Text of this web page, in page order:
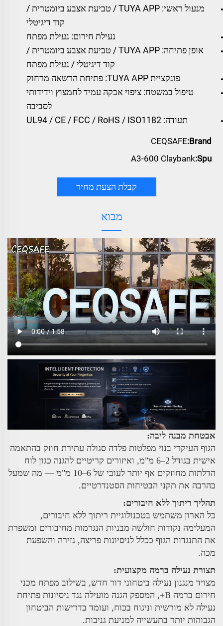
מנעול ראשי: TUYA APP / טביעת אצבע ביומטרית /
קוד דיגיטלי
נעילת חירום: נעילת מפתח
אופן פתיחה: TUYA APP / טביעת אצבע ביומטרית /
קוד דיגיטלי / נעילת מפתח
פונקציית TUYA APP: פתיחת הרשאה מרחוק
טיפול במשטח: ציפוי אבקה עמיד לחמצוץ וידידותי
לסביבה
תעודה: UL94 / CE / FCC / RoHS / ISO1182
Brand:
CEQSAFE
Spu:
A3-600 Claybank
קבלת הצעת מחיר
מבוא
אבטחת מבנה ליבה:
הגוף העיקרי בנוי מפלטות פלדה סגולה עתירת חוזק בהתאמה
אישית בגודל 2–6 מ"מ, ואיזורים קריטיים להגנה כגון לוח
הדלתות מחוזקים אף יותר לעובי של 6–10 מ"מ — מה שמעל
בהרבה את תקני הבטיחות הסטנדרטיים.
תהליך ריתוך ללא חיבורים:
כל הארון משתמש בטכנולוגיית ריתוך ללא חיבורים,
המעלימה נקודות חולשה מבניות הנגרמות מחיבורים ומשפרת
את התנגדות הגוף ככלל לניסיונות פריצה, גזירה והשפעת
מכה.
תצורת נעילה ברמה מקצועית:
מצויד מנגנון נעילה ביטחוני דור חדש, בשילוב מפתח מכני
חירום ברמה B+, המספק הגנה מועילה נגד ניסיונות פתיחת
נעילה לא מורשית וניגוח בכוח, ועומד בדרישות הביטחון
הגבוהות יותר בתעשייה למניעת גניבות.